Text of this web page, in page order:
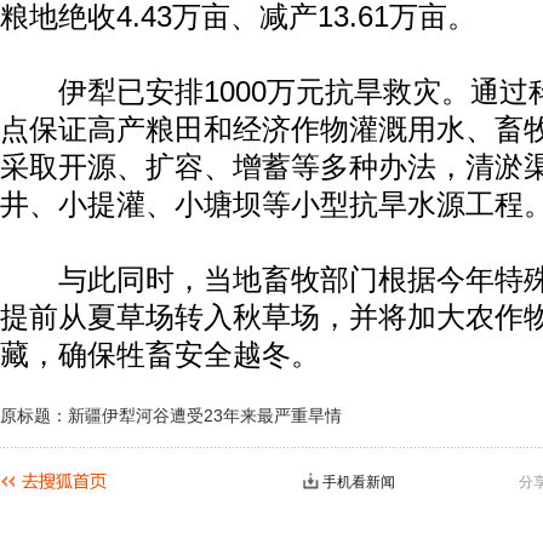
粮地绝收4.43万亩、减产13.61万亩。
伊犁已安排1000万元抗旱救灾。通过
点保证高产粮田和经济作物灌溉用水、畜
采取开源、扩容、增蓄等多种办法，清淤
井、小提灌、小塘坝等小型抗旱水源工程
与此同时，当地畜牧部门根据今年特
提前从夏草场转入秋草场，并将加大农作
藏，确保牲畜安全越冬。
原标题：新疆伊犁河谷遭受23年来最严重旱情
分
手机看新闻